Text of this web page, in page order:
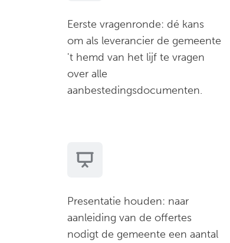
Eerste vragenronde: dé kans
om als leverancier de gemeente
't hemd van het lijf te vragen
over alle
aanbestedingsdocumenten.
Presentatie houden: naar
aanleiding van de offertes
nodigt de gemeente een aantal